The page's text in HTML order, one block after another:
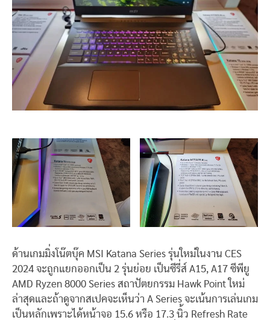
ด้านเกมมิ่งโน๊ตบุ๊ค MSI Katana Series รุ่นใหม่ในงาน CES
2024 จะถูกแยกออกเป็น 2 รุ่นย่อย เป็นซีรี่ส์ A15, A17 ซีพียู
AMD Ryzen 8000 Series สถาปัตยกรรม Hawk Point ใหม่
ล่าสุดและถ้าดูจากสเปคจะเห็นว่า A Series จะเน้นการเล่นเกม
เป็นหลักเพราะได้หน้าจอ 15.6 หรือ 17.3 นิ้ว Refresh Rate